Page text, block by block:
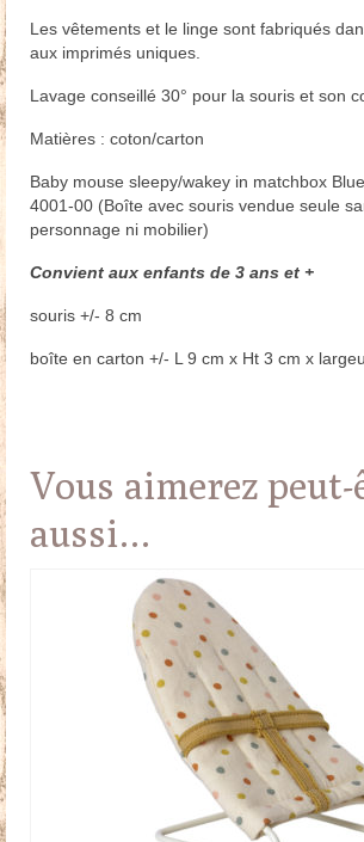
Les vêtements et le linge sont fabriqués
aux imprimés uniques.
Lavage conseillé 30° pour la souris et son
Matières : coton/carton
Baby mouse sleepy/wakey in matchbox
4001-00 (Boîte avec souris vendue seule
personnage ni mobilier)
Convient aux enfants de 3 ans et +
souris +/- 8 cm
boîte en carton +/- L 9 cm x Ht 3 cm x
Vous aimerez peut-
aussi…